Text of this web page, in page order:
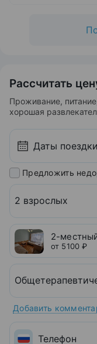
Рассчитать
Проживание,
хорошая
Предложить
2 взрослых
2-
от 5100 ₽
Добавить